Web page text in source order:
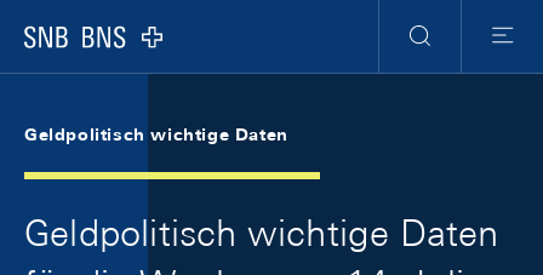
Logo
Suche
Menu
Geldpolitisch wichtige Daten
Geldpolitisch wichtige Daten